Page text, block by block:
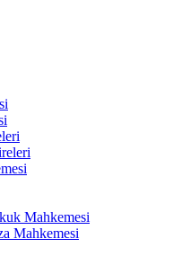
Mahkemesi
Mahkemesi